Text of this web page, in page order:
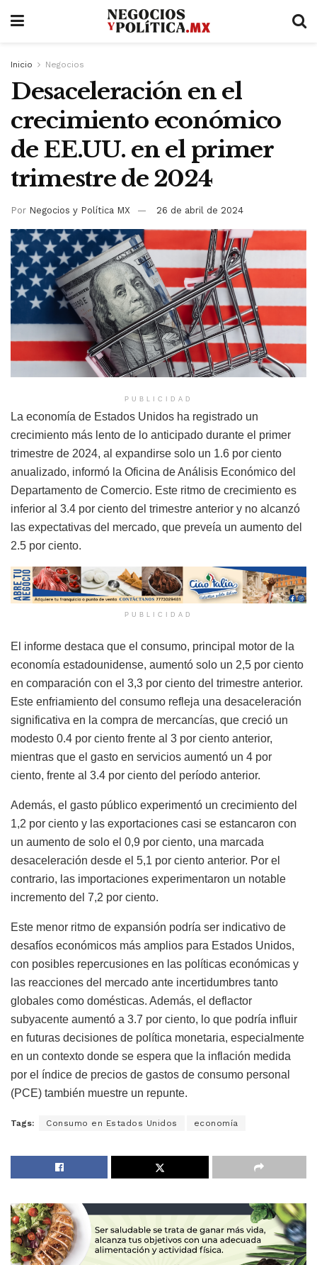
Inicio Negocios
Desaceleración en el
crecimiento económico
de EE.UU. en el primer
trimestre de 2024
Por Negocios y Política MX 26 de abril de 2024
PUBLICIDAD
La economía de Estados Unidos ha registrado un
crecimiento más lento de lo anticipado durante el primer
trimestre de 2024, al expandirse solo un 1.6 por ciento
anualizado, informó la Oficina de Análisis Económico del
Departamento de Comercio. Este ritmo de crecimiento es
inferior al 3.4 por ciento del trimestre anterior y no alcanzó
las expectativas del mercado, que preveía un aumento del
2.5 por ciento.
PUBLICIDAD
El informe destaca que el consumo, principal motor de la
economía estadounidense, aumentó solo un 2,5 por ciento
en comparación con el 3,3 por ciento del trimestre anterior.
Este enfriamiento del consumo refleja una desaceleración
significativa en la compra de mercancías, que creció un
modesto 0.4 por ciento frente al 3 por ciento anterior,
mientras que el gasto en servicios aumentó un 4 por
ciento, frente al 3.4 por ciento del período anterior.
Además, el gasto público experimentó un crecimiento del
1,2 por ciento y las exportaciones casi se estancaron con
un aumento de solo el 0,9 por ciento, una marcada
desaceleración desde el 5,1 por ciento anterior. Por el
contrario, las importaciones experimentaron un notable
incremento del 7,2 por ciento.
Este menor ritmo de expansión podría ser indicativo de
desafíos económicos más amplios para Estados Unidos,
con posibles repercusiones en las políticas económicas y
las reacciones del mercado ante incertidumbres tanto
globales como domésticas. Además, el deflactor
subyacente aumentó a 3.7 por ciento, lo que podría influir
en futuras decisiones de política monetaria, especialmente
en un contexto donde se espera que la inflación medida
por el índice de precios de gastos de consumo personal
(PCE) también muestre un repunte.
Tags: Consumo en Estados Unidos economía